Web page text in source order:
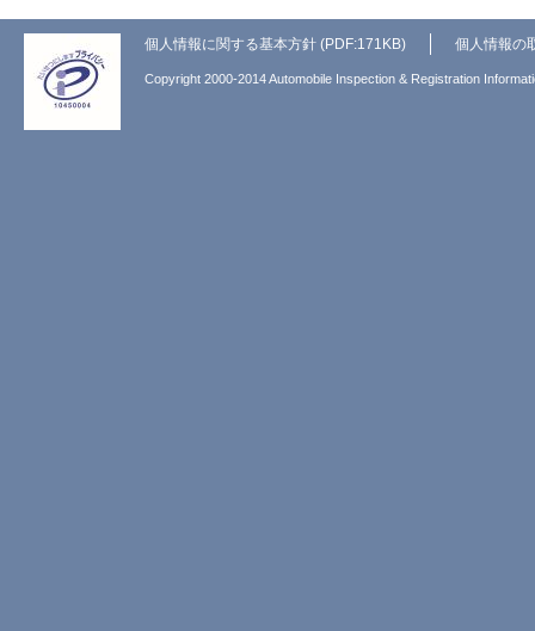
個人情報に関する基本方針 (PDF:171KB) 個人情報の
Copyright 2000-2014 Automobile Inspection & Registration